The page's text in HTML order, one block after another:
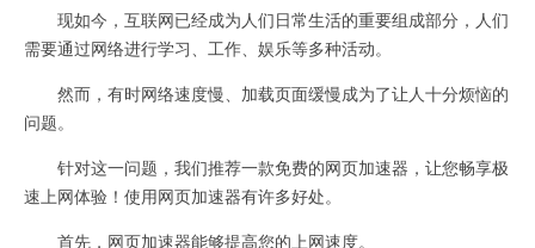
现如今，互联网已经成为人们日常生活的重要组成部分，人们
需要通过网络进行学习、工作、娱乐等多种活动。
然而，有时网络速度慢、加载页面缓慢成为了让人十分烦恼的
问题。
针对这一问题，我们推荐一款免费的网页加速器，让您畅享极
速上网体验！使用网页加速器有许多好处。
首先，网页加速器能够提高您的上网速度。